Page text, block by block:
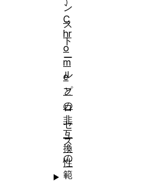
ン
ス
ト
ー
ル
プ
ロ
セ
ス
の
範
C
hr
o
m
e
と
の
非
互
換
性